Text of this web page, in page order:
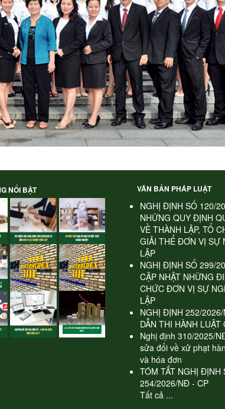
NỔI BẬT VĂN BẢN PHÁP LUẬT
NGHỊ ĐỊNH SỐ 120/
NHỮNG QUY ĐỊNH
VỀ THÀNH LẬP, TỔ
GIẢI THỂ ĐƠN VỊ SỰ
LẬP
NGHỊ ĐỊNH SỐ 299/
CẬP NHẬT NHỮNG
CHỨC ĐƠN VỊ SỰ
LẬP
NGHỊ ĐỊNH 252/
DẪN THI HÀNH LUẬT
Nghị định 310/2025/
sửa đổi về xử phạt
và hóa đơn
TÓM TẮT NGHỊ ĐỊNH
254/2026/NĐ - CP
Tất cả ...